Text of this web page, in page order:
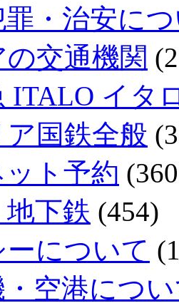
罪・治安に
交通機関
ITALO イタ
ア国鉄全般
ット予約
下鉄 (454)
ーについて
空港につ